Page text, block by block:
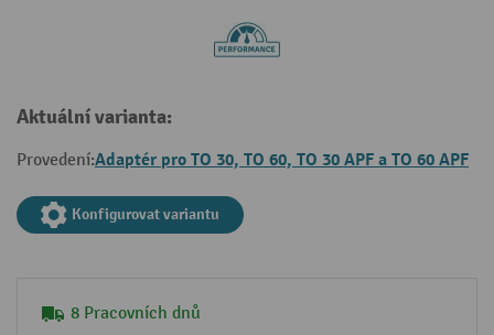
Aktuální varianta:
Provedení:Adaptér pro TO 30, TO 60, TO 30 APF a TO 60 APF
Konfigurovat variantu
8 Pracovních dnů